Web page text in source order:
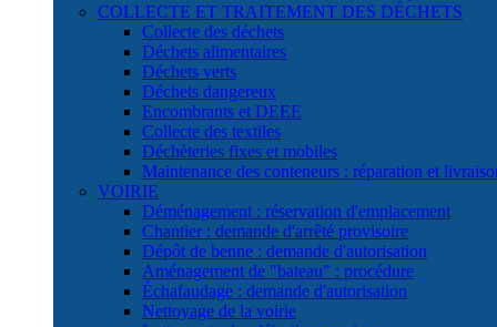
COLLECTE ET TRAITEMENT DES DÉCHETS
Collecte des déchets
Déchets alimentaires
Déchets verts
Déchets dangereux
Encombrants et DEEE
Collecte des textiles
Déchèteries fixes et mobiles
Maintenance des conteneurs : réparation et
VOIRIE
Déménagement : réservation d'emplacement
Chantier : demande d'arrêté provisoire
Dépôt de benne : demande d'autorisation
Aménagement de "bateau" : procédure
Échafaudage : demande d'autorisation
Nettoyage de la voirie